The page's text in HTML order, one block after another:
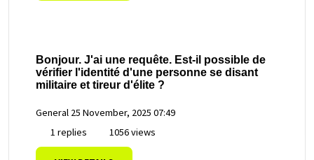
Bonjour. J'ai une requête. Est-il possible de
vérifier l'identité d'une personne se disant
militaire et tireur d'élite ?
General 25 November, 2025 07:49
1 replies
1056 views